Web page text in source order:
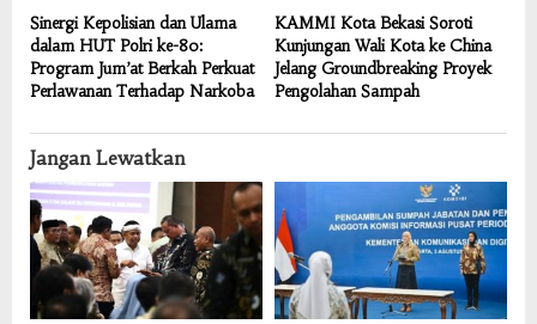
Sinergi Kepolisian dan Ulama
dalam HUT Polri ke-80:
Program Jum’at Berkah Perkuat
Perlawanan Terhadap Narkoba
KAMMI Kota Bekasi Soroti
Kunjungan Wali Kota ke China
Jelang Groundbreaking Proyek
Pengolahan Sampah
Jangan Lewatkan